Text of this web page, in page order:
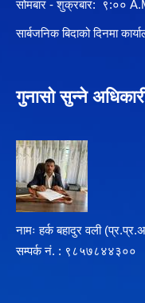
सोमबार - शुक्रबार: ९:००
सार्बजनिक बिदाको दिनमा
गुनासो सुन्ने
नामः हर्क बहादुर वली
सम्पर्क न‌ं. : ९८५७८४४३००